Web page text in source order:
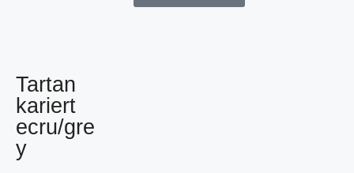
Tartan
kariert
ecru/gre
y